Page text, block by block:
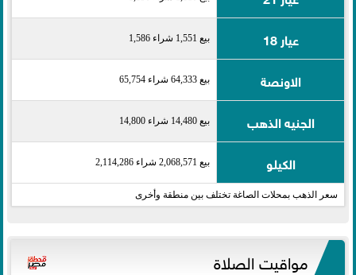
عيار 18 بيع 1,551 شراء 1,586
الاونصة بيع 64,333 شراء 65,754
الجنيه الذهب بيع 14,480 شراء 14,800
الكيلو بيع 2,068,571 شراء 2,114,286
سعر الذهب بمحلات الصاغة تختلف بين منطقة وأخرى
مواقيت الصلاة